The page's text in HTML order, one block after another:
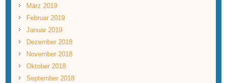
März 2019
Februar 2019
Januar 2019
Dezember 2018
November 2018
Oktober 2018
September 2018